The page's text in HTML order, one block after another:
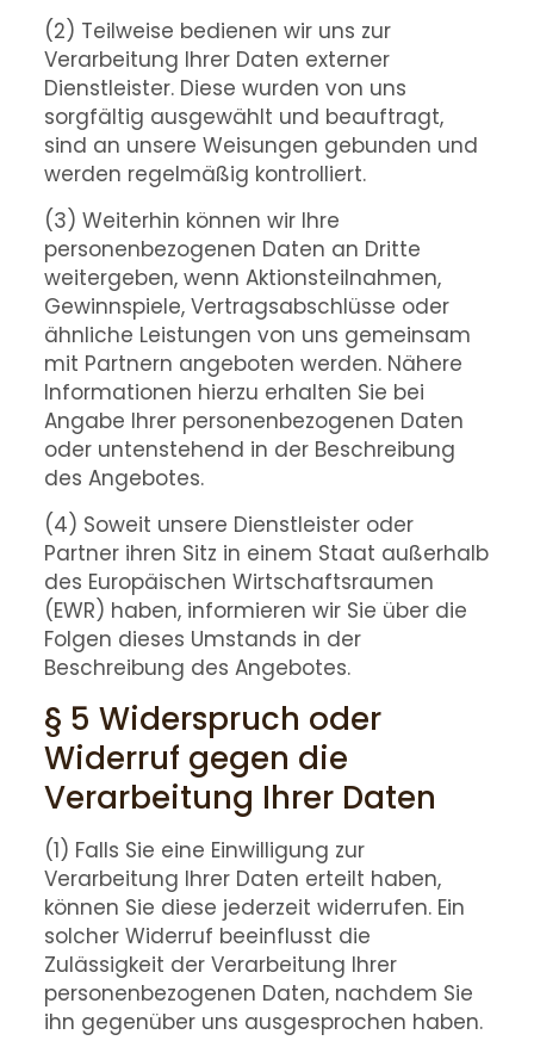
(2) Teilweise bedienen wir uns zur
Verarbeitung Ihrer Daten externer
Dienstleister. Diese wurden von uns
sorgfältig ausgewählt und beauftragt,
sind an unsere Weisungen gebunden und
werden regelmäßig kontrolliert.
(3) Weiterhin können wir Ihre
personenbezogenen Daten an Dritte
weitergeben, wenn Aktionsteilnahmen,
Gewinnspiele, Vertragsabschlüsse oder
ähnliche Leistungen von uns gemeinsam
mit Partnern angeboten werden. Nähere
Informationen hierzu erhalten Sie bei
Angabe Ihrer personenbezogenen Daten
oder untenstehend in der Beschreibung
des Angebotes.
(4) Soweit unsere Dienstleister oder
Partner ihren Sitz in einem Staat außerhalb
des Europäischen Wirtschaftsraumen
(EWR) haben, informieren wir Sie über die
Folgen dieses Umstands in der
Beschreibung des Angebotes.
§ 5 Widerspruch oder
Widerruf gegen die
Verarbeitung Ihrer Daten
(1) Falls Sie eine Einwilligung zur
Verarbeitung Ihrer Daten erteilt haben,
können Sie diese jederzeit widerrufen. Ein
solcher Widerruf beeinflusst die
Zulässigkeit der Verarbeitung Ihrer
personenbezogenen Daten, nachdem Sie
ihn gegenüber uns ausgesprochen haben.